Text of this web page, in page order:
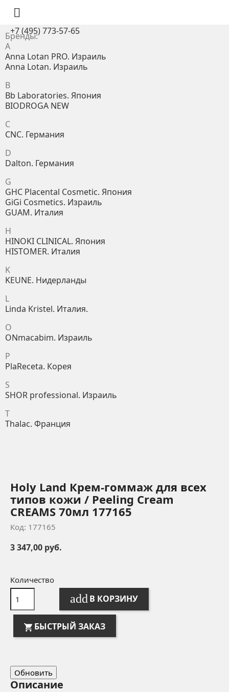

+7 (495) 773-57-65
Бренды:
A
Anna Lotan PRO. Израиль
Anna Lotan. Израиль
B
Bb Laboratories. Япония
BIODROGA NEW
C
CNC. Германия
D
Dalton. Германия
G
GHC Placental Cosmetic. Япония
GiGi Cosmetics. Израиль
GUAM. Италия
H
HINOKI CLINICAL. Япония
HISTOMER. Италия
K
KEUNE. Нидерланды
L
Linda Kristel. Италия.
O
ONmacabim. Израиль
P
PlaReceta. Корея
S
SHOR professional. Израиль
T
Thalac. Франция
Holy Land Крем-гоммаж для всех
типов кожи / Peeling Cream
CREAMS 70мл 177165
Код: 177165
3 347,00 руб.
Количество
add В КОРЗИНУ
БЫСТРЫЙ ЗАКАЗ
Описание